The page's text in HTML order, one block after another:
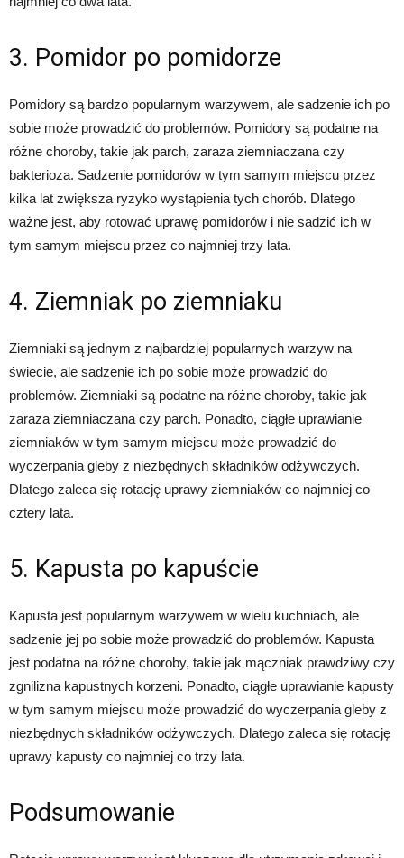
3. Pomidor po pomidorze
Pomidory są bardzo popularnym warzywem, ale sadzenie ich po
sobie może prowadzić do problemów. Pomidory są podatne na
różne choroby, takie jak parch, zaraza ziemniaczana czy
bakterioza. Sadzenie pomidorów w tym samym miejscu przez
kilka lat zwiększa ryzyko wystąpienia tych chorób. Dlatego
ważne jest, aby rotować uprawę pomidorów i nie sadzić ich w
tym samym miejscu przez co najmniej trzy lata.
4. Ziemniak po ziemniaku
Ziemniaki są jednym z najbardziej popularnych warzyw na
świecie, ale sadzenie ich po sobie może prowadzić do
problemów. Ziemniaki są podatne na różne choroby, takie jak
zaraza ziemniaczana czy parch. Ponadto, ciągłe uprawianie
ziemniaków w tym samym miejscu może prowadzić do
wyczerpania gleby z niezbędnych składników odżywczych.
Dlatego zaleca się rotację uprawy ziemniaków co najmniej co
cztery lata.
5. Kapusta po kapuście
Kapusta jest popularnym warzywem w wielu kuchniach, ale
sadzenie jej po sobie może prowadzić do problemów. Kapusta
jest podatna na różne choroby, takie jak mączniak prawdziwy czy
zgnilizna kapustnych korzeni. Ponadto, ciągłe uprawianie kapusty
w tym samym miejscu może prowadzić do wyczerpania gleby z
niezbędnych składników odżywczych. Dlatego zaleca się rotację
uprawy kapusty co najmniej co trzy lata.
Podsumowanie